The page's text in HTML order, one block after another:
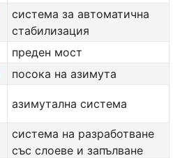
система за автоматична
стабилизация
преден мост
посока на азимута
азимутална система
система на разработване
със слоеве и запълване